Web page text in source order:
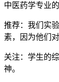
中医药学专业
推荐：我们实
素，因为他们
关注：学生的
神。